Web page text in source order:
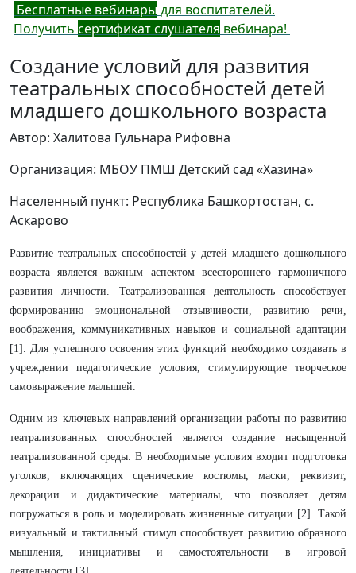
Бесплатные вебинарыдля воспитателей.
Получить сертификат слушателя вебинара!
Создание условий для развития
театральных способностей детей
младшего дошкольного возраста
Автор: Халитова Гульнара Рифовна
Организация: МБОУ ПМШ Детский сад «Хазина»
Населенный пункт: Республика Башкортостан, с.
Аскарово
Развитие театральных способностей у детей младшего дошкольного
возраста является важным аспектом всестороннего гармоничного
развития личности. Театрализованная деятельность способствует
формированию эмоциональной отзывчивости, развитию речи,
воображения, коммуникативных навыков и социальной адаптации
[1]. Для успешного освоения этих функций необходимо создавать в
учреждении педагогические условия, стимулирующие творческое
самовыражение малышей.
Одним из ключевых направлений организации работы по развитию
театрализованных способностей является создание насыщенной
театрализованной среды. В необходимые условия входит подготовка
уголков, включающих сценические костюмы, маски, реквизит,
декорации и дидактические материалы, что позволяет детям
погружаться в роль и моделировать жизненные ситуации [2]. Такой
визуальный и тактильный стимул способствует развитию образного
мышления, инициативы и самостоятельности в игровой